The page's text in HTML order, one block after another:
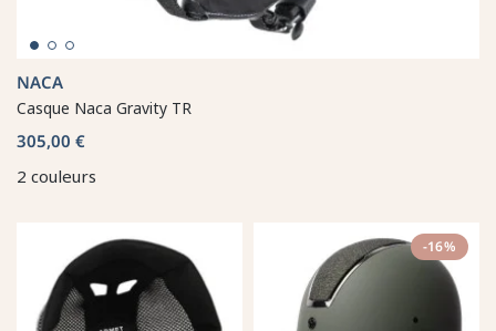
NACA
Casque Naca Gravity TR
305,00 €
2 couleurs
-16%